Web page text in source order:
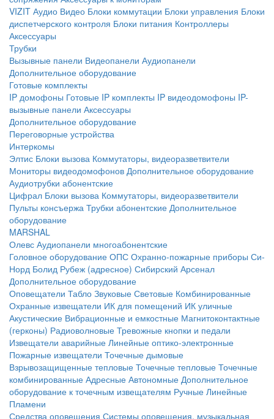
VIZIT Аудио Видео Блоки коммутации Блоки управления Блоки
диспетчерского контроля Блоки питания Контроллеры
Аксессуары
Трубки
Вызывные панели Видеопанели Аудиопанели
Дополнительное оборудование
Готовые комплекты
IP домофоны Готовые IP комплекты IP видеодомофоны IP-
вызывные панели Аксессуары
Дополнительное оборудование
Переговорные устройства
Интеркомы
Элтис Блоки вызова Коммутаторы, видеоразветвители
Мониторы видеодомофонов Дополнительное оборудование
Аудиотрубки абонентские
Цифрал Блоки вызова Коммутаторы, видеоразветвители
Пульты консъержа Трубки абонентские Дополнительное
оборудование
MARSHAL
Олевс Аудиопанели многоабонентские
Головное оборудование ОПС Охранно-пожарные приборы Си-
Норд Болид Рубеж (адресное) Сибирский Арсенал
Дополнительное оборудование
Оповещатели Табло Звуковые Световые Комбинированные
Охранные извещатели ИК для помещений ИК уличные
Акустические Вибрационные и емкостные Магнитоконтактные
(герконы) Радиоволновые Тревожные кнопки и педали
Извещатели аварийные Линейные оптико-электронные
Пожарные извещатели Точечные дымовые
Взрывозащищенные тепловые Точечные тепловые Точечные
комбинированные Адресные Автономные Дополнительное
оборудование к точечным извещателям Ручные Линейные
Пламени
Средства оповещения Системы оповещения, музыкальная